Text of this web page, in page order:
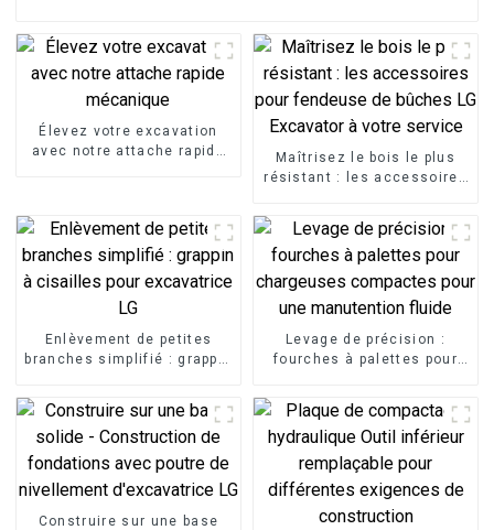
Élevez votre excavation
avec notre attache rapide
Maîtrisez le bois le plus
résistant : les accessoires
service
Enlèvement de petites
branches simplifié : grappin
Levage de précision :
fourches à palettes pour
fluide
Construire sur une base